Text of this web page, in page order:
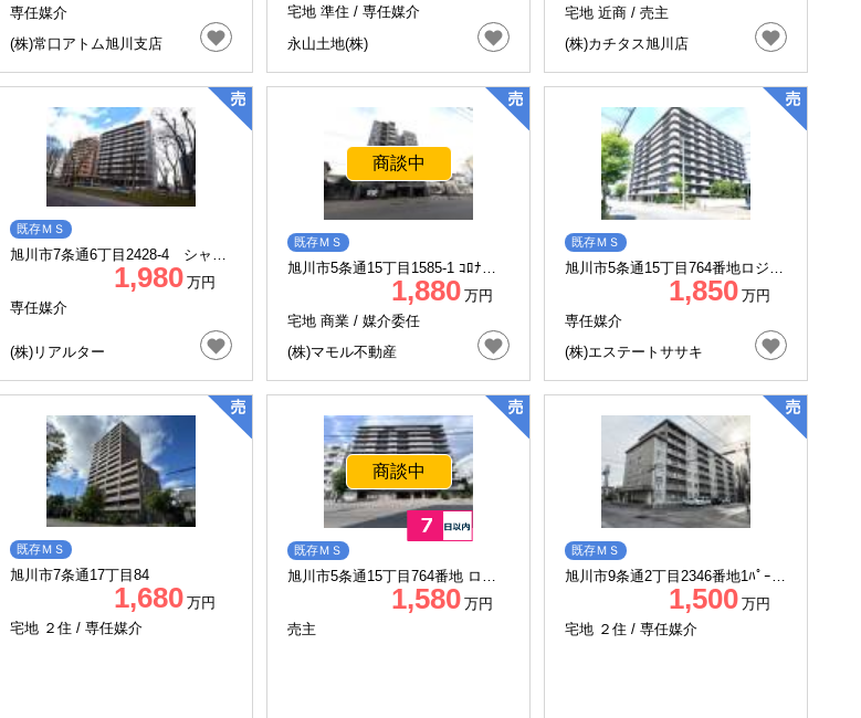
専任媒介
(株)常口アトム旭川支店
宅地 準住 / 専任媒介
永山土地(株)
宅地 近商 / 売主
(株)カチタス旭川店
既存ＭＳ
旭川市7条通6丁目2428-4 シャン
1,980 万円
専任媒介
(株)リアルター
商談中
既存ＭＳ
旭川市5条通15丁目1585-1 ｺﾛﾅ―
1,880 万円
宅地 商業 / 媒介委任
(株)マモル不動産
既存ＭＳ
旭川市5条通15丁目764番地ロジェ
1,850 万円
専任媒介
(株)エステートササキ
既存ＭＳ
旭川市7条通17丁目84
1,680 万円
宅地 ２住 / 専任媒介
商談中
既存ＭＳ
旭川市5条通15丁目764番地 ロジ
ェウインズ515 807号室
1,580 万円
売主
既存ＭＳ
旭川市9条通2丁目2346番地1ﾊﾟｰｸﾊ
ｲﾂ信和1階10号室1,500 万円
宅地 ２住 / 専任媒介